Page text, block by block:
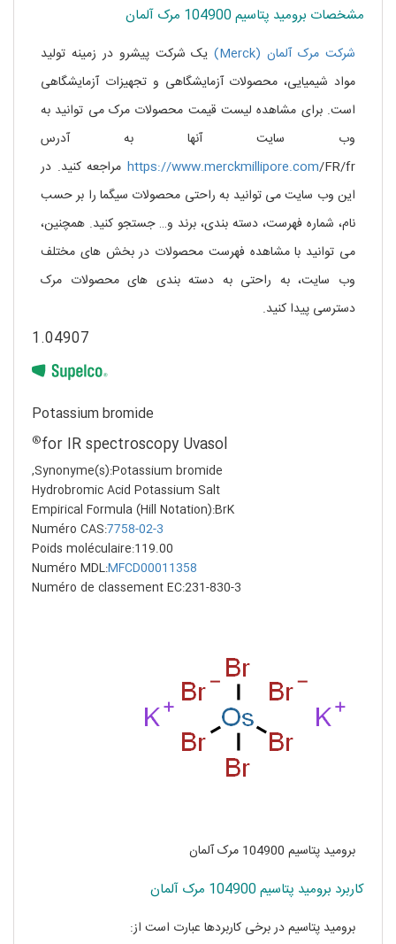
مشخصات برومید پتاسیم 104900 مرک آلمان
شرکت مرک آلمان (Merck)
یک شرکت پیشرو در زمینه تولید
مواد شیمیایی، محصولات آزمایشگاهی و تجهیزات آزمایشگاهی
است. برای مشاهده لیست قیمت محصولات مرک می توانید به
وب سایت آنها به آدرس
https://www.merckmillipore.com /FR/fr مراجعه کنید. در
این وب سایت می توانید به راحتی محصولات سیگما را بر حسب
نام، شماره فهرست، دسته بندی، برند و… جستجو کنید. همچنین،
می توانید با مشاهده فهرست محصولات در بخش های مختلف
وب سایت، به راحتی به دسته بندی های محصولات مرک
دسترسی پیدا کنید.
1.04907
Potassium bromide
for IR spectroscopy Uvasol
®
Synonyme(s):Potassium bromide,
Hydrobromic Acid Potassium Salt
Empirical Formula (Hill Notation):BrK
Numéro CAS:7758-02-3
Poids moléculaire:119.00
Numéro MDL:MFCD00011358
Numéro de classement EC:231-830-3
برومید پتاسیم 104900 مرک آلمان
کاربرد برومید پتاسیم 104900 مرک آلمان
برومید پتاسیم در برخی کاربردها عبارت است از: